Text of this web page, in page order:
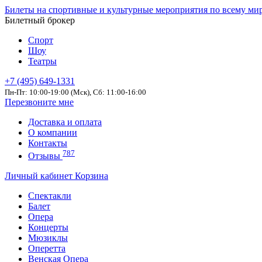
Билеты на спортивные и культурные мероприятия по всему
Билетный брокер
Спорт
Шоу
Театры
+7 (495) 649-1331
Пн-Пт: 10:00-19:00 (Мск), Сб: 11:00-16:00
Перезвоните мне
Доставка и оплата
О компании
Контакты
Отзывы 787
Личный кабинет Корзина
Спектакли
Балет
Опера
Концерты
Мюзиклы
Оперетта
Венская Опера